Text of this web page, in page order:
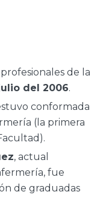
de la
del 2006.
conformada
(la primera
, actual
fue
de graduadas